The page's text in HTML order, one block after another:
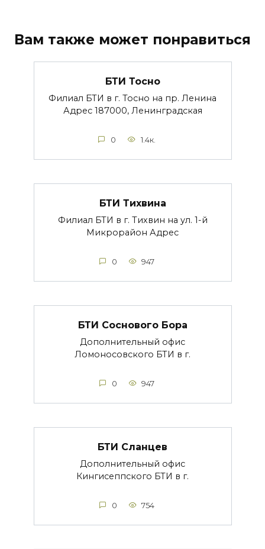
Вам также может понравиться
БТИ Тосно
Филиал БТИ в г. Тосно на пр. Ленина
Адрес 187000, Ленинградская
0 1.4к.
БТИ Тихвина
Филиал БТИ в г. Тихвин на ул. 1-й
Микрорайон Адрес
0 947
БТИ Соснового Бора
Дополнительный офис
Ломоносовского БТИ в г.
0 947
БТИ Сланцев
Дополнительный офис
Кингисеппского БТИ в г.
0 754